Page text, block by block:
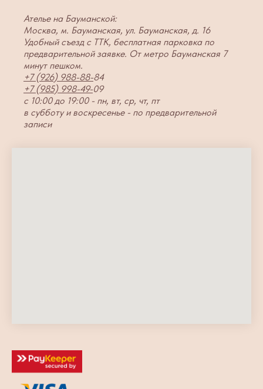
Ателье на Бауманской:
Москва, м. Бауманская, ул. Бауманская, д. 16
Удобный съезд с ТТК, бесплатная парковка по
предварительной заявке. От метро Бауманская 7
минут пешком.
+7 (926) 988-88-84
+7 (985) 998-49-09
с 10:00 до 19:00 - пн, вт, ср, чт, пт
в субботу и воскресенье - по предварительной
записи